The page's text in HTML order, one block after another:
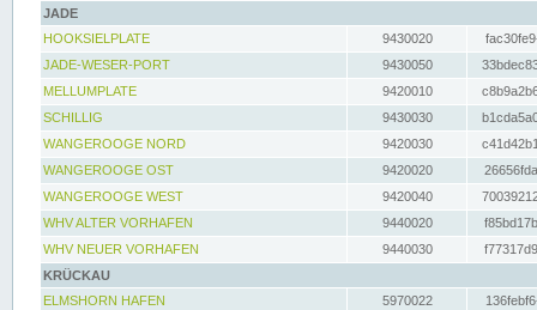
JADE
HOOKSIELPLATE
9430020
JADE-WESER-PORT
9430050
MELLUMPLATE
9420010
SCHILLIG
9430030
WANGEROOGE NORD
9420030
WANGEROOGE OST
9420020
WANGEROOGE WEST
9420040
WHV ALTER VORHAFEN
9440020
WHV NEUER VORHAFEN
9440030
KRÜCKAU
ELMSHORN HAFEN
5970022